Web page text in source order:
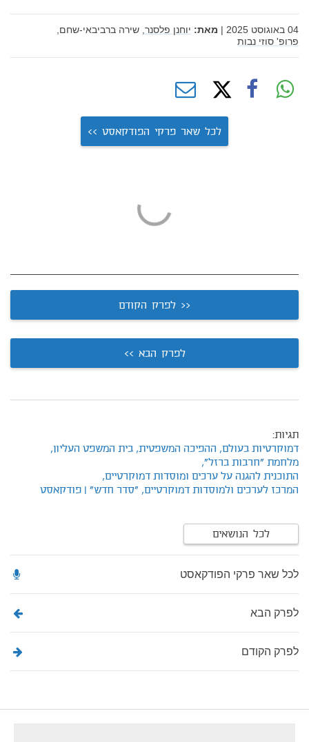
04 באוגוסט 2025 | מאת: יוחנן פלסנר, שירה ברביבאי-שחם,
פרופ' סוזי נבות
לכל שאר פרקי הפודקאסט >>
<< לפרק הקודם
לפרק הבא >>
תגיות:
דמוקרטיות בעולם, ההפיכה המשפטית, בית המשפט העליון,
מלחמת "חרבות ברזל",
התוכנית להגנה על ערכים ומוסדות דמוקרטיים,
המרכז לערכים ולמוסדות דמוקרטיים, "סדר חדש" | פודקאסט
לכל הנושאים
לכל שאר פרקי הפודקאסט
לפרק הבא
לפרק הקודם